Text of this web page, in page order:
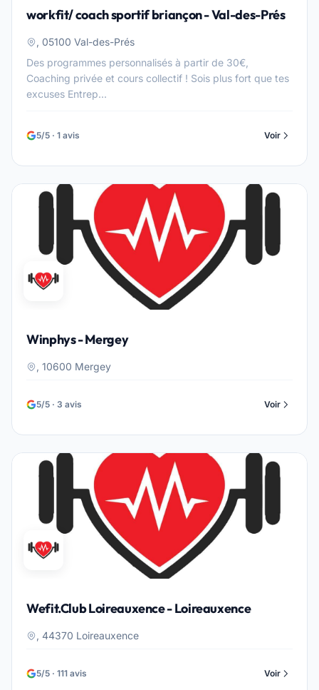
workfit/ coach sportif briançon - Val-des-Prés
, 05100 Val-des-Prés
Des programmes personnalisés à partir de 30€,
Coaching privée et cours collectif ! Sois plus fort que tes
excuses Entrep...
5/5 · 1 avis Voir
Winphys - Mergey
, 10600 Mergey
5/5 · 3 avis Voir
Wefit.Club Loireauxence - Loireauxence
, 44370 Loireauxence
5/5 · 111 avis Voir